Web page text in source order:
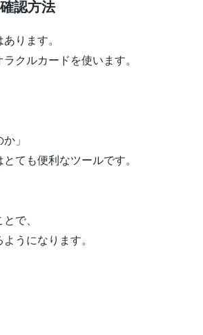
認方法
ります。
クルカードを使います。
」
ても便利なツールです。
で、
うになります。